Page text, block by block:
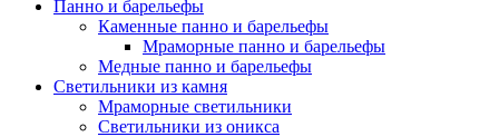
Панно и барельефы
Каменные панно и барельефы
Мраморные панно и барельефы
Медные панно и барельефы
Светильники из камня
Мраморные светильники
Светильники из оникса